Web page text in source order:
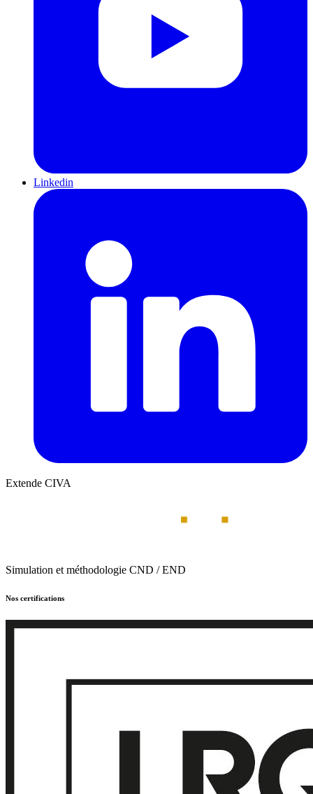
Linkedin
Extende CIVA
Simulation et méthodologie CND / END
Nos certifications